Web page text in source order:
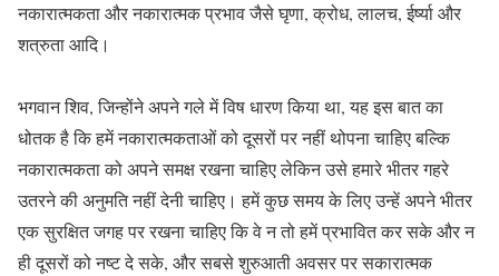
नकारात्मकता और नकारात्मक प्रभाव जैसे घृणा, क्रोध, लालच, ईर्ष्या और
शत्रुता आदि।
भगवान शिव, जिन्होंने अपने गले में विष धारण किया था, यह इस बात का
धोतक है कि हमें नकारात्मकताओं को दूसरों पर नहीं थोपना चाहिए बल्कि
नकारात्मकता को अपने समक्ष रखना चाहिए लेकिन उसे हमारे भीतर गहरे
उतरने की अनुमति नहीं देनी चाहिए। हमें कुछ समय के लिए उन्हें अपने भीतर
एक सुरक्षित जगह पर रखना चाहिए कि वे न तो हमें प्रभावित कर सके और न
ही दूसरों को नष्ट दे सके, और सबसे शुरुआती अवसर पर सकारात्मक